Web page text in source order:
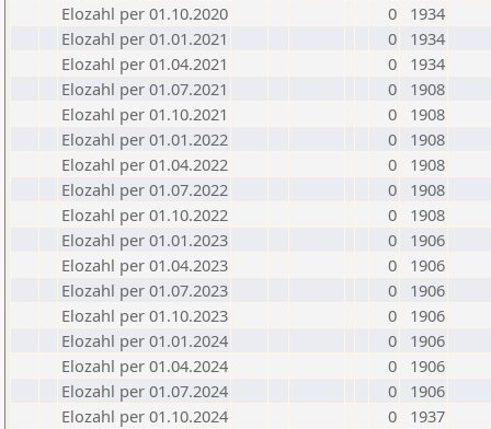
Elozahl per 01.10.2020
0
1934
Elozahl per 01.01.2021
0
1934
Elozahl per 01.04.2021
0
1934
Elozahl per 01.07.2021
0
1908
Elozahl per 01.10.2021
0
1908
Elozahl per 01.01.2022
0
1908
Elozahl per 01.04.2022
0
1908
Elozahl per 01.07.2022
0
1908
Elozahl per 01.10.2022
0
1908
Elozahl per 01.01.2023
0
1906
Elozahl per 01.04.2023
0
1906
Elozahl per 01.07.2023
0
1906
Elozahl per 01.10.2023
0
1906
Elozahl per 01.01.2024
0
1906
Elozahl per 01.04.2024
0
1906
Elozahl per 01.07.2024
0
1906
Elozahl per 01.10.2024
0
1937